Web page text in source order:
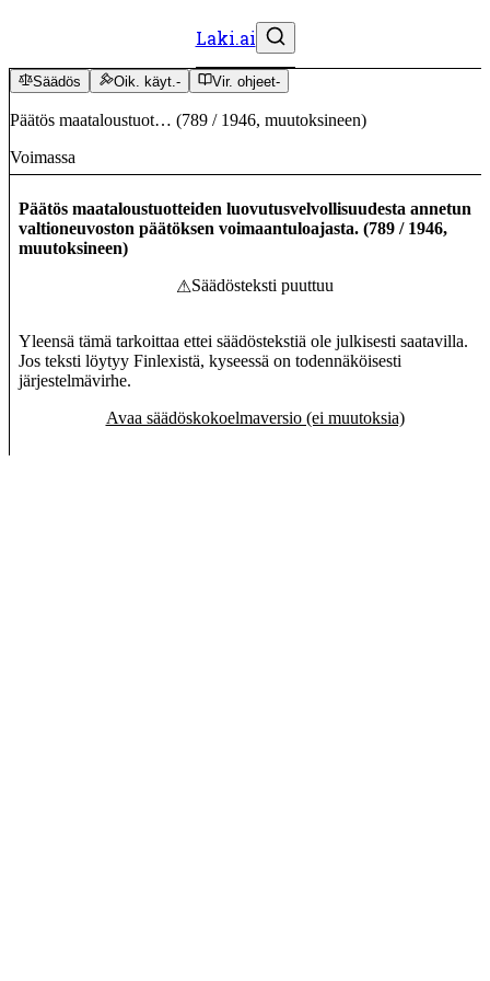
Laki.ai
Säädös Oik. käyt.- Vir. ohjeet-
Päätös maataloustuot… (789 / 1946, muutoksineen)
Voimassa
Päätös maataloustuotteiden luovutusvelvollisuudesta annetun
valtioneuvoston päätöksen voimaantuloajasta. (789 / 1946,
muutoksineen)
⚠Säädösteksti puuttuu
Yleensä tämä tarkoittaa ettei säädöstekstiä ole julkisesti saatavilla.
Jos teksti löytyy Finlexistä, kyseessä on todennäköisesti
järjestelmävirhe.
Avaa säädöskokoelmaversio (ei muutoksia)